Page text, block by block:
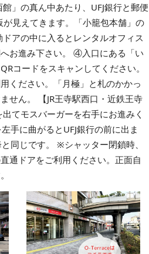
」の真ん中あたり、UFJ銀行と郵便
見えてきます。「小籠包本舗」の
アの中に入るとレンタルオフィス
お進み下さい。 ④入口にある「い
コードをスキャンしてください。
ください。「月極」と札のかかっ
せん。 【JR王寺駅西口・近鉄王寺
てモスバーガーを右手にお進みく
手に曲がるとUFJ銀行の前に出ま
同じです。 ※シャッター閉鎖時、
通ドアをご利用ください。正面自